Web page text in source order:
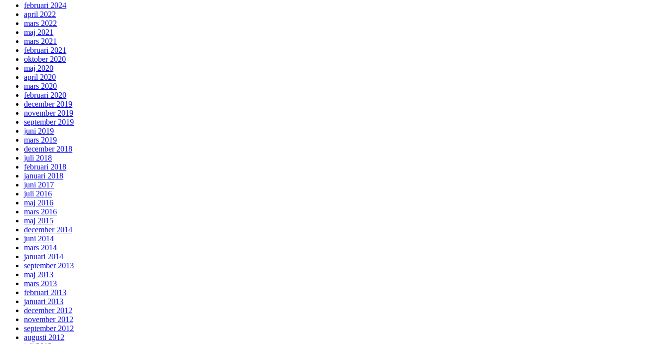
februari 2024
april 2022
mars 2022
maj 2021
mars 2021
februari 2021
oktober 2020
maj 2020
april 2020
mars 2020
februari 2020
december 2019
november 2019
september 2019
juni 2019
mars 2019
december 2018
juli 2018
februari 2018
januari 2018
juni 2017
juli 2016
maj 2016
mars 2016
maj 2015
december 2014
juni 2014
mars 2014
januari 2014
september 2013
maj 2013
mars 2013
februari 2013
januari 2013
december 2012
november 2012
september 2012
augusti 2012